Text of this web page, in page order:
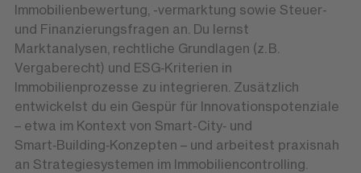
Immobilienbewertung, -vermarktung sowie Steuer-
und Finanzierungsfragen an. Du lernst
Marktanalysen, rechtliche Grundlagen (z. B.
Vergaberecht) und ESG‑Kriterien in
Immobilienprozesse zu integrieren. Zusätzlich
entwickelst du ein Gespür für Innovationspotenziale
– etwa im Kontext von Smart-City‑ und
Smart‑Building‑Konzepten – und arbeitest praxisnah
an Strategiesystemen im Immobiliencontrolling.